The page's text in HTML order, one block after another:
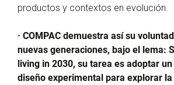
productos y contextos en evolución.
· COMPAC demuestra así su
nuevas generaciones, bajo el lema:
living in 2030, su tarea es adoptar
diseño experimental para explorar